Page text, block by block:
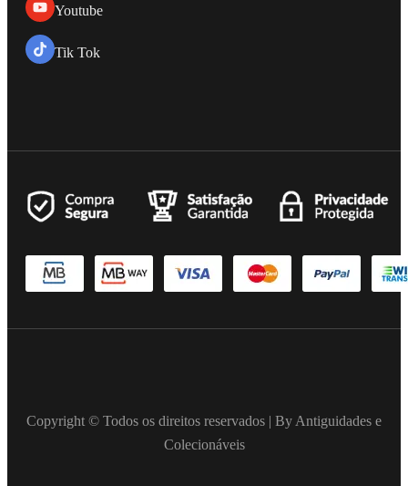
Youtube
Tik Tok
Copyright © Todos os direitos reservados | By Antiguidades e
Colecionáveis